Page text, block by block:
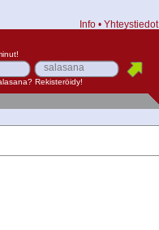
Info • Yhteystiedot
Rekisteröidy!